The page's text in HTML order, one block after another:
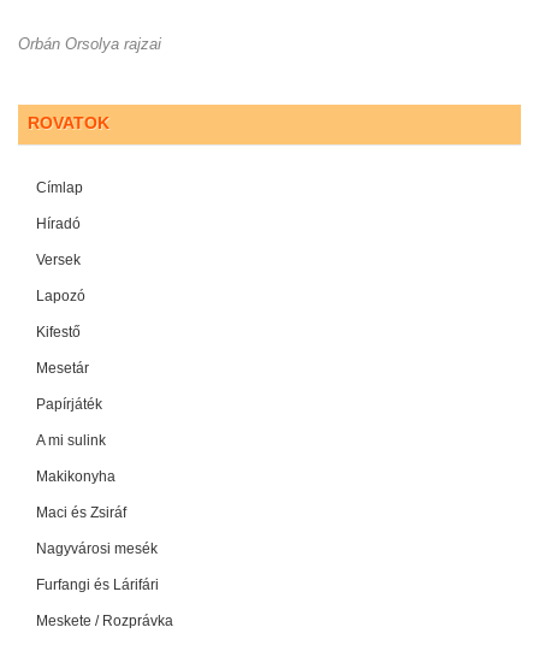
Orbán Orsolya rajzai
ROVATOK
Címlap
Híradó
Versek
Lapozó
Kifestő
Mesetár
Papírjáték
A mi sulink
Makikonyha
Maci és Zsiráf
Nagyvárosi mesék
Furfangi és Lárifári
Meskete / Rozprávka